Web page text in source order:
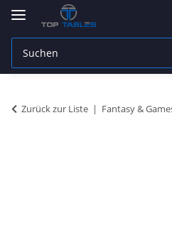
Zurück zur Liste Fantasy &